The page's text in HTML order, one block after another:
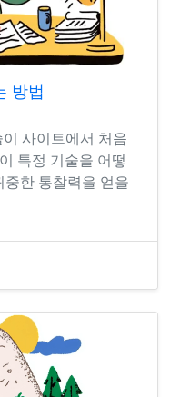
방법
사이트에서 처음
특정 기술을 어떻
한 통찰력을 얻을